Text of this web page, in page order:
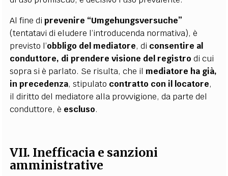
Al fine diprevenire “Umgehungsversuche”
(tentatavi di eludere l’introducenda normativa), è
previsto l’obbligo del mediatore, di consentire al
conduttore, di prendere visione del registro di cui
sopra si è parlato. Se risulta, che il mediatore ha già,
in precedenza, stipulato contratto con il locatore,
il diritto del mediatore alla provvigione, da parte del
conduttore, è escluso.
VII. Inefficacia e sanzioni
amministrative